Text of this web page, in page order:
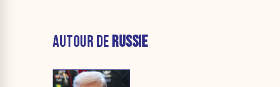
AUTOUR DERUSSIE